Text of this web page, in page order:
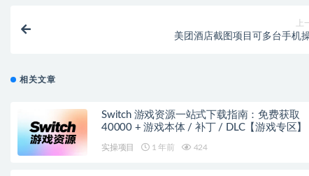
上
美团酒店截图项目可多台手机
相关文章
Switch 游戏资源一站式下载指南：免费获取
40000 + 游戏本体 / 补丁 / DLC【游戏专区】
实操项目 1 年前 424